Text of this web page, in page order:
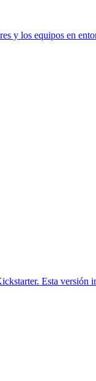
los equipos en
Esta versión